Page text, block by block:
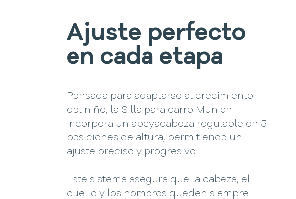
Ajuste perfecto
en cada etapa
Pensada para adaptarse al crecimiento
del niño, la Silla para carro Munich
incorpora un apoyacabeza regulable en 5
posiciones de altura, permitiendo un
ajuste preciso y progresivo.
Este sistema asegura que la cabeza, el
cuello y los hombros queden siempre